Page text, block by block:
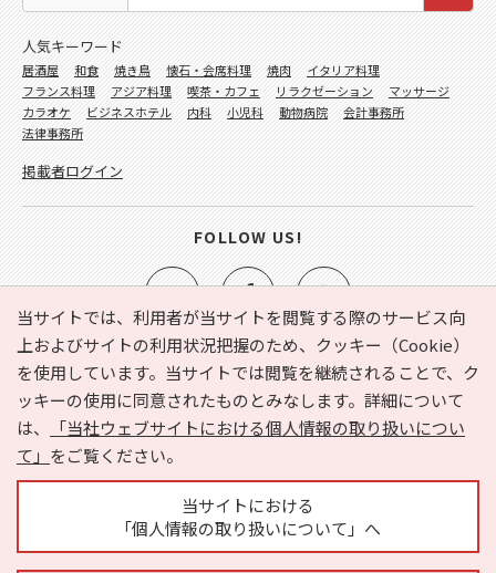
当サイトでは、利用者が当サイトを閲覧する際のサービス向
上およびサイトの利用状況把握のため、クッキー（Cookie）
を使用しています。当サイトでは閲覧を継続されることで、ク
ッキーの使用に同意されたものとみなします。詳細について
は、
「当社ウェブサイトにおける個人情報の取り扱いについ
て」 をご覧ください。
当サイトにおける
「個人情報の取り扱いについて」へ
e-NAVITA（イーナビタ）とは？ お気に入り
ヘルプ
利用規約
個人情報の取り扱いについて
運営会社
サイトマップ
広告掲載に関するお問い合わせ
人気キーワード
居酒屋 和食 焼き鳥 懐石・会席料理 焼肉
イタリア料理
フランス料理
アジア料理 喫茶・カフェ リラクゼーション
マッサージ
カラオケ
ビジネスホテル 内科 小児科 動物病院
会計事務所
法律事務所
掲載者ログイン
FOLLOW US!